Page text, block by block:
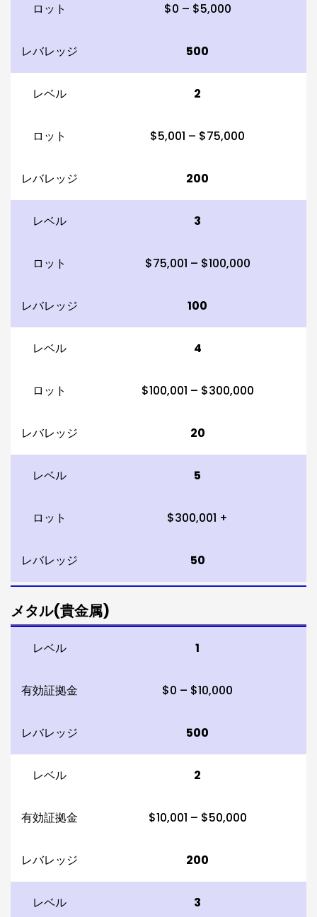
ロット $0 – $5,000
レバレッジ 500
レベル 2
ロット $5,001 – $75,000
レバレッジ 200
レベル 3
ロット $75,001 – $100,000
レバレッジ 100
レベル 4
ロット $100,001 – $300,000
レバレッジ 20
レベル 5
ロット $300,001 +
レバレッジ 50
メタル(貴金属)
レベル 1
有効証拠金 $0 – $10,000
レバレッジ 500
レベル 2
有効証拠金 $10,001 – $50,000
レバレッジ 200
レベル 3